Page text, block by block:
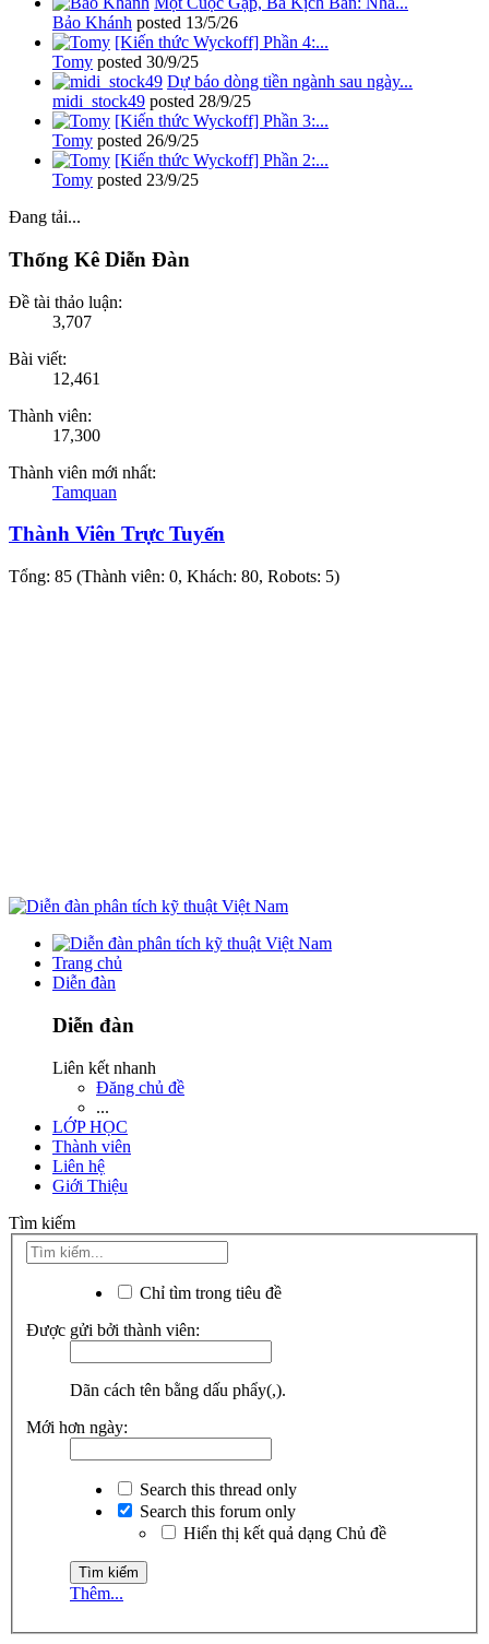
Bảo Khánh posted 13/5/26
[Kiến thức Wyckoff] Phần 4:...
Tomy posted 30/9/25
Dự báo dòng tiền ngành sau ngày...
midi_stock49 posted 28/9/25
[Kiến thức Wyckoff] Phần 3:...
Tomy posted 26/9/25
[Kiến thức Wyckoff] Phần 2:...
Tomy posted 23/9/25
Đang tải...
Thống Kê Diễn Đàn
Đề tài thảo luận:
3,707
Bài viết:
12,461
Thành viên:
17,300
Thành viên mới nhất:
Tamquan
Thành Viên Trực Tuyến
Tổng: 85 (Thành viên: 0, Khách: 80, Robots: 5)
Trang chủ
Diễn đàn
Diễn đàn
Liên kết nhanh
Đăng chủ đề
...
LỚP HỌC
Thành viên
Liên hệ
Giới Thiệu
Tìm kiếm
Chỉ tìm trong tiêu đề
Được gửi bởi thành viên:
Dãn cách tên bằng dấu phẩy(,).
Mới hơn ngày:
Search this thread only
Search this forum only
Hiển thị kết quả dạng Chủ đề
Thêm...